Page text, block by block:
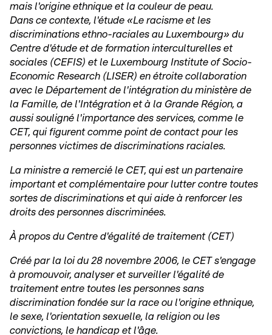
mais l'origine ethnique et la couleur de peau.
Dans ce contexte, l'étude «Le racisme et les
discriminations ethno-raciales au Luxembourg» du
Centre d'étude et de formation interculturelles et
sociales (CEFIS) et le Luxembourg Institute of Socio-
Economic Research (LISER) en étroite collaboration
avec le Département de l'intégration du ministère de
la Famille, de l'Intégration et à la Grande Région, a
aussi souligné l'importance des services, comme le
CET, qui figurent comme point de contact pour les
personnes victimes de discriminations raciales.
La ministre a remercié le CET, qui est un partenaire
important et complémentaire pour lutter contre toutes
sortes de discriminations et qui aide à renforcer les
droits des personnes discriminées.
À propos du Centre d'égalité de traitement (CET)
Créé par la loi du 28 novembre 2006, le CET s'engage
à promouvoir, analyser et surveiller l'égalité de
traitement entre toutes les personnes sans
discrimination fondée sur la race ou l'origine ethnique,
le sexe, l'orientation sexuelle, la religion ou les
convictions, le handicap et l'âge.